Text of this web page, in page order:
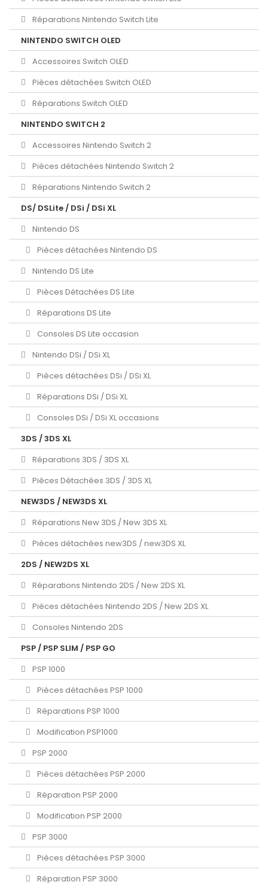
Réparations Nintendo Switch Lite
NINTENDO SWITCH OLED
Accessoires Switch OLED
Pièces détachées Switch OLED
Réparations Switch OLED
NINTENDO SWITCH 2
Accessoires Nintendo Switch 2
Pièces détachées Nintendo Switch 2
Réparations Nintendo Switch 2
DS/ DSLite / DSi / DSi XL
Nintendo DS
Pièces détachées Nintendo DS
Nintendo DS Lite
Pièces Détachées DS Lite
Réparations DS Lite
Consoles DS Lite occasion
Nintendo DSi / DSi XL
Pièces détachées DSi / DSi XL
Réparations DSi / DSi XL
Consoles DSi / DSi XL occasions
3DS / 3DS XL
Réparations 3DS / 3DS XL
Pièces Détachées 3DS / 3DS XL
NEW3DS / NEW3DS XL
Réparations New 3DS / New 3DS XL
Pièces détachées new3DS / new3DS XL
2DS / NEW2DS XL
Réparations Nintendo 2DS / New 2DS XL
Pièces détachées Nintendo 2DS / New 2DS XL
Consoles Nintendo 2DS
PSP / PSP SLIM / PSP GO
PSP 1000
Pièces détachées PSP 1000
Réparations PSP 1000
Modification PSP1000
PSP 2000
Pièces détachées PSP 2000
Réparation PSP 2000
Modification PSP 2000
PSP 3000
Pièces détachées PSP 3000
Réparation PSP 3000